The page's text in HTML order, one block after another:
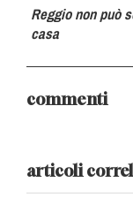
Reggio non può
casa
commenti
articoli